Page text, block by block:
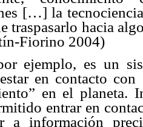
[…] la
traspasarlo hacia
Fiorino 2004)
ejemplo, es un
en contacto
en el planeta.
entrar en
a información